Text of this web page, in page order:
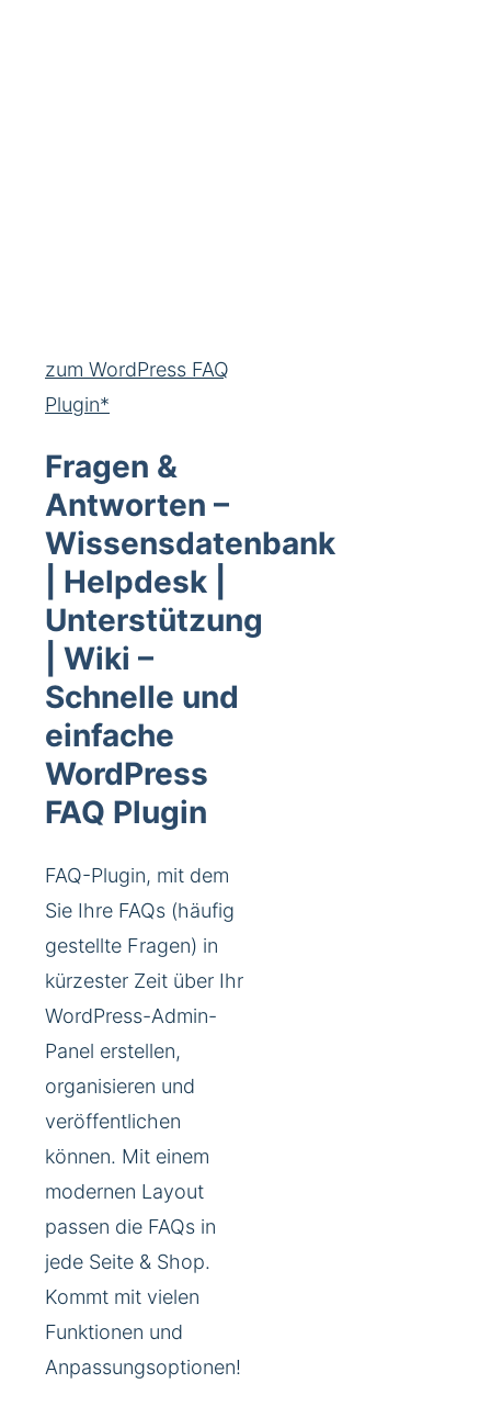
zum WordPress FAQ
Plugin*
Fragen &
Antworten –
Wissensdatenbank
| Helpdesk |
Unterstützung
| Wiki –
Schnelle und
einfache
WordPress
FAQ Plugin
FAQ-Plugin, mit dem
Sie Ihre FAQs (häufig
gestellte Fragen) in
kürzester Zeit über Ihr
WordPress-Admin-
Panel erstellen,
organisieren und
veröffentlichen
können. Mit einem
modernen Layout
passen die FAQs in
jede Seite & Shop.
Kommt mit vielen
Funktionen und
Anpassungsoptionen!